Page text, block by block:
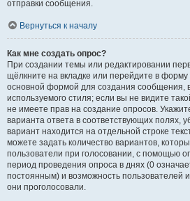
отправки сообщения.
Вернуться к началу
Как мне создать опрос?
При создании темы или редактировании
щёлкните на вкладке или перейдите в форму
основной формой для создания сообщения,
используемого стиля; если вы не видите
не имеете прав на создание опросов.
варианта ответа в соответствующих полях,
вариант находится на отдельной строке
можете задать количество вариантов,
пользователи при голосовании, с помощью
период проведения опроса в днях (0
постоянным) и возможность пользователей
они проголосовали.